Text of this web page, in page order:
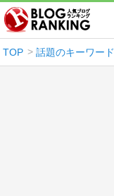
TOP 話題のキーワード